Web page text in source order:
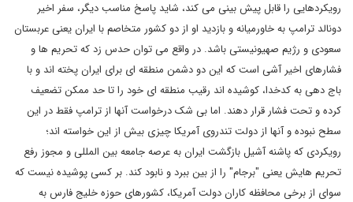
رویکردهایی را قابل پیش بینی می کند، شاید پاسخ مناسب دیگر، سفر اخیر
دونالد ترامپ به خاورمیانه و بازدید او از دو کشور متخاصم با ایران یعنی عربستان
سعودی و رژیم صهیونیستی باشد. در واقع می توان حدس زد که تحریم ها و
فشارهای اخیر آشی است که این دو دشمن منطقه ای برای ایران پخته اند و با
باج دهی به کدخدا، کوشیده اند رقیب منطقه ای خود را تا حد ممکن تضعیف
کرده و تحت فشار قرار دهند. اما بی شک درخواست آنها از ترامپ فقط در این
سطح نبوده و آنها از دولت تندروی آمریکا چیزی بیش از این خواسته اند؛
رویکردی که پاشنه آشیل بازگشت ایران به عرصه جامعه بین المللی و مجوز رفع
تحریم هایش یعنی "برجام" را از بین ببرد و نابود کند. بر کسی پوشیده نیست که
سوای از برخی محافظه کاران دولت آمریکا، کشورهای حوزه خلیج فارس به